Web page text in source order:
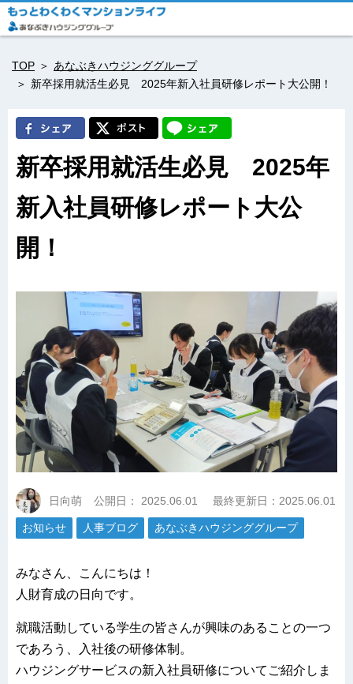
TOP
あなぶきハウジンググループ
新卒採用就活生必見 2025年新入社員研修レポート大公開！
新卒採用就活生必見 2025年
新入社員研修レポート大公
開！
日向萌 公開日： 2025.06.01 最終更新日：2025.06.01
お知らせ 人事ブログ あなぶきハウジンググループ
みなさん、こんにちは！
人財育成の日向です。
就職活動している学生の皆さんが興味のあることの一つ
であろう、入社後の研修体制。
ハウジングサービスの新入社員研修についてご紹介しま